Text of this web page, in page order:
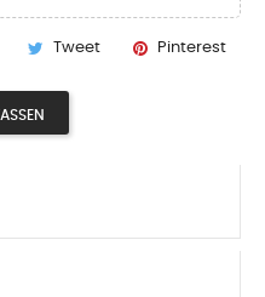
Tweet Pinterest